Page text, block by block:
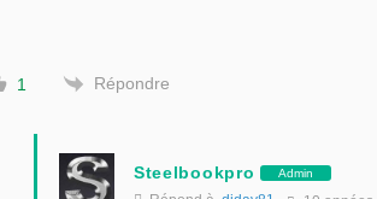
1 Répondre
Steelbookpro Admin